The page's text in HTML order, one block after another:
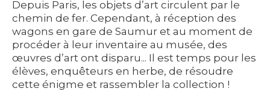
Depuis Paris, les objets d’art circulent par le
chemin de fer. Cependant, à réception des
wagons en gare de Saumur et au moment de
procéder à leur inventaire au musée, des
œuvres d’art ont disparu... Il est temps pour les
élèves, enquêteurs en herbe, de résoudre
cette énigme et rassembler la collection !